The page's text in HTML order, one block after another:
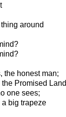
around
the honest man;
Promised Land
one sees;
big trapeze